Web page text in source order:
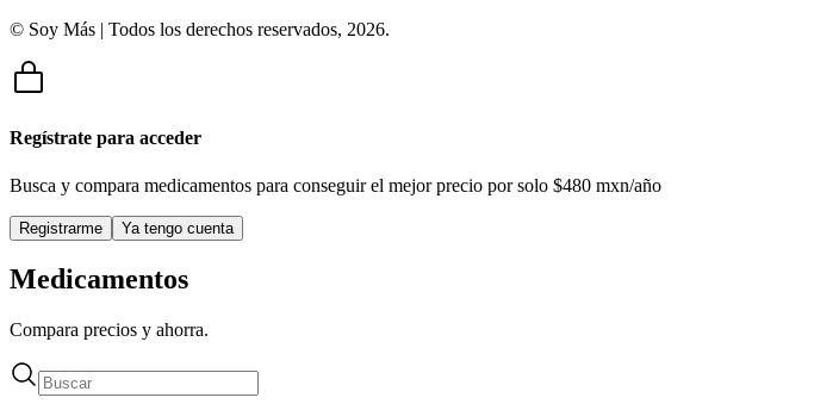
© Soy Más | Todos los derechos reservados, 2026.
Regístrate para acceder
Busca y compara medicamentos para conseguir el mejor precio por solo $480 mxn/año
Registrarme Ya tengo cuenta
Medicamentos
Compara precios y ahorra.